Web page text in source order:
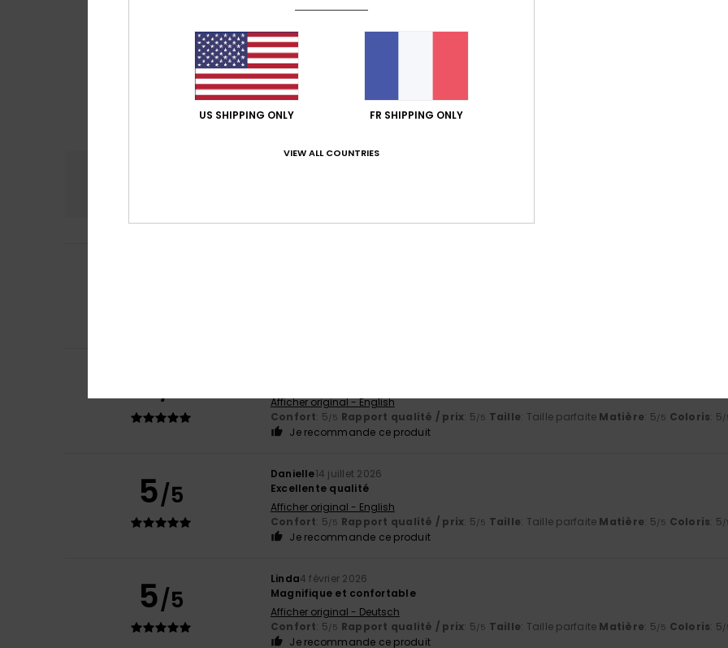
basé sur
5
Afficher original - English
Confort: 5 /5 Rapport qualité / prix: 5 /5 Taille: Taille parfaite Matière: 5 /5 Coloris: 5 /
Je recommande ce produit
5/5
Danielle14 juillet 2026
Excellente qualité
Afficher original - English
Confort: 5 /5 Rapport qualité / prix: 5 /5 Taille: Taille parfaite Matière: 5 /5 Coloris: 5 /
Je recommande ce produit
5/5
Linda4 février 2026
Magnifique et confortable
Afficher original - Deutsch
Confort: 5 /5 Rapport qualité / prix: 5 /5 Taille: Taille parfaite Matière: 5 /5 Coloris: 5 /
Je recommande ce produit
US SHIPPING ONLY FR SHIPPING ONLY
VIEW ALL COUNTRIES